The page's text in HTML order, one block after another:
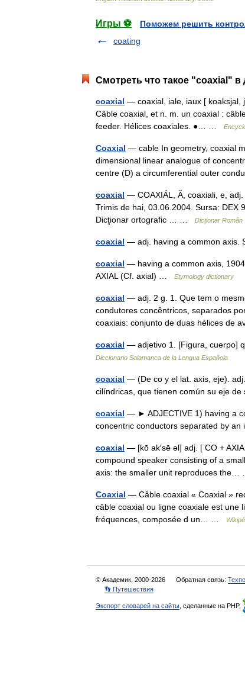
Игры ⚽
Поможем решить
coating
Смотреть что такое "coaxial" в
coaxial — coaxial, iale, iaux [ koaksjal,
Câble coaxial, et n. m. un coaxial :
feeder. Hélices coaxiales. ●… …
Coaxial — cable In geometry, coaxial
dimensional linear analogue of
centre (D) a circumferential outer
coaxial — COAXIÁL, Ă, coaxiali, e,
Trimis de hai, 03.06.2004. Sursa:
Dicţionar ortografic … …
Dicționar Român
coaxial — adj. having a common axis.
coaxial — having a common axis,
AXIAL (Cf. axial) …
Etymology dictionary
coaxial — adj. 2 g. 1. Que tem o
condutores concêntricos, separados
coaxiais: conjunto de duas hélices de
coaxial — adjetivo 1. [Figura, cuerpo]
Diccionario Salamanca de la Lengua Española
coaxial — (De co y el lat. axis, eje).
cilíndricas, que tienen común su eje
coaxial — ► ADJECTIVE 1) having a
concentric conductors separated by
coaxial — [kō ak′sē əl] adj. [ CO +
compound speaker consisting of a
axis: the smaller unit reproduces
Coaxial — Câble coaxial « Coaxial »
câble coaxial ou ligne coaxiale est une
fréquences, composée d un… …
© Академик, 2000-2026 Обратная связь:
👣 Путешествия
Экспорт словарей на сайты , сделанные на PHP,